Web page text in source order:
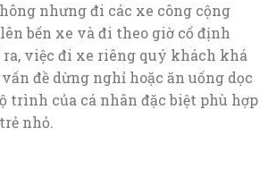
nhưng đi các xe công cộng
bến xe và đi theo giờ cố định
ra, việc đi xe riêng quý khách khá
đề dừng nghỉ hoặc ăn uống dọc
trình của cá nhân đặc biệt phù hợp
nhỏ.